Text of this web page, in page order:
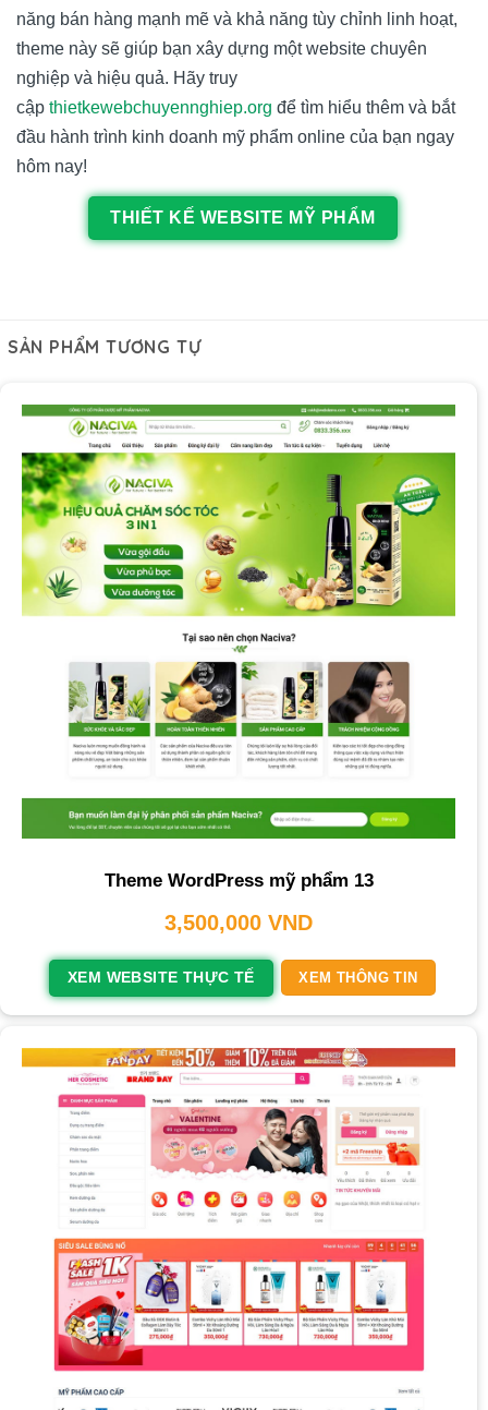
năng bán hàng mạnh mẽ và khả năng tùy chỉnh linh hoạt,
theme này sẽ giúp bạn xây dựng một website chuyên
nghiệp và hiệu quả. Hãy truy
cập thietkewebchuyennghiep.org để tìm hiểu thêm và bắt
đầu hành trình kinh doanh mỹ phẩm online của bạn ngay
hôm nay!
THIẾT KẾ WEBSITE MỸ PHẨM
SẢN PHẨM TƯƠNG TỰ
Theme WordPress mỹ phẩm 13
3,500,000 VND
XEM WEBSITE THỰC TẾ XEM THÔNG TIN